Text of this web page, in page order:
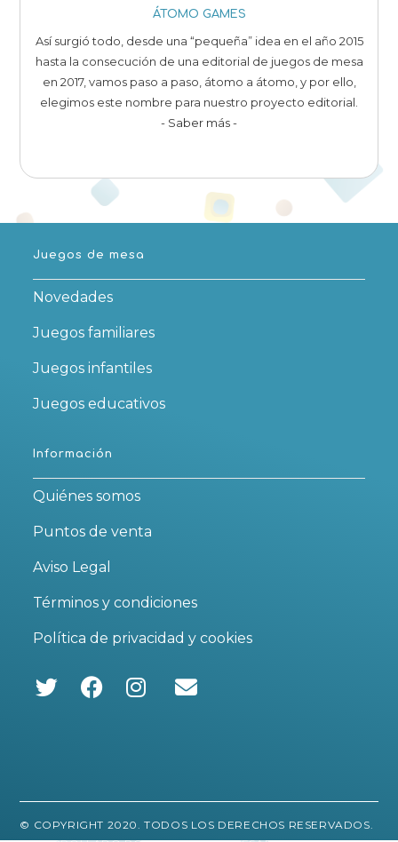
ÁTOMO GAMES
Así surgió todo, desde una “pequeña” idea en el año 2015
hasta la consecución de una editorial de juegos de mesa
en 2017, vamos paso a paso, átomo a átomo, y por ello,
elegimos este nombre para nuestro proyecto editorial.
- Saber más -
Juegos de mesa
Novedades
Juegos familiares
Juegos infantiles
Juegos educativos
Información
Quiénes somos
Puntos de venta
Aviso Legal
Términos y condiciones
Política de privacidad y cookies
abre
Se
abre
abre
© COPYRIGHT 2020. TODOS LOS DERECHOS RESERVADOS.